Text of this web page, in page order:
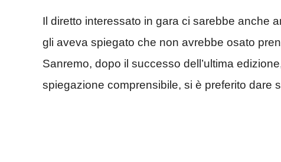
Il diretto interessato in gara ci sarebbe anche
gli aveva spiegato che non avrebbe osato
Sanremo, dopo il successo dell’ultima
spiegazione comprensibile, si è preferito dare